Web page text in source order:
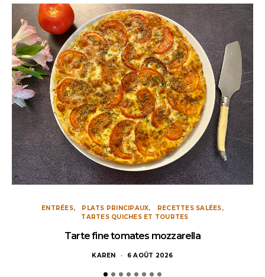
ENTRÉES PLATS PRINCIPAUX
RECETTES SALÉES
TARTES QUICHES ET TOURTES
Tarte fine tomates mozzarella
KAREN 6 AOÛT 2026